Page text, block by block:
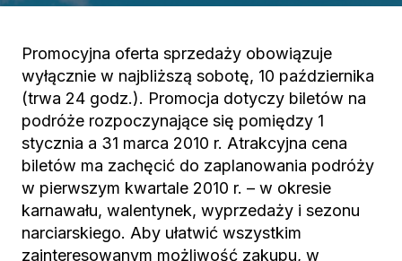
Promocyjna oferta sprzedaży obowiązuje
wyłącznie w najbliższą sobotę, 10 października
(trwa 24 godz.). Promocja dotyczy biletów na
podróże rozpoczynające się pomiędzy 1
stycznia a 31 marca 2010 r. Atrakcyjna cena
biletów ma zachęcić do zaplanowania podróży
w pierwszym kwartale 2010 r. – w okresie
karnawału, walentynek, wyprzedaży i sezonu
narciarskiego. Aby ułatwić wszystkim
zainteresowanym możliwość zakupu, w